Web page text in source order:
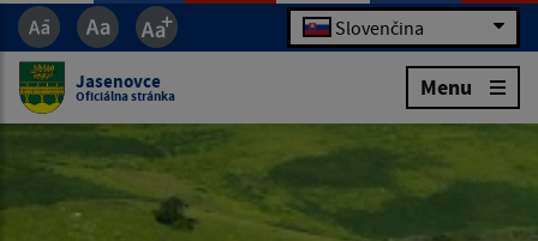
Slovenčina
Jasenovce
Oficiálna stránka Menu